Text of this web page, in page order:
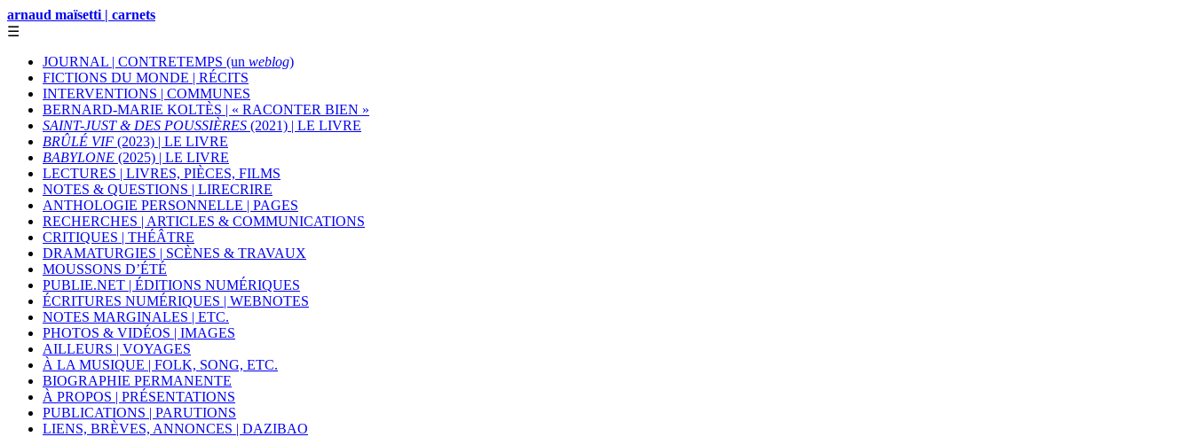
arnaud maïsetti | carnets
☰
JOURNAL | CONTRETEMPS (un weblog)
FICTIONS DU MONDE | RÉCITS
INTERVENTIONS | COMMUNES
BERNARD-MARIE KOLTÈS | « RACONTER BIEN »
SAINT-JUST & DES POUSSIÈRES (2021) | LE LIVRE
BRÛLÉ VIF (2023) | LE LIVRE
BABYLONE (2025) | LE LIVRE
LECTURES | LIVRES, PIÈCES, FILMS
NOTES & QUESTIONS | LIRECRIRE
ANTHOLOGIE PERSONNELLE | PAGES
RECHERCHES | ARTICLES & COMMUNICATIONS
CRITIQUES | THÉÂTRE
DRAMATURGIES | SCÈNES & TRAVAUX
MOUSSONS D’ÉTÉ
PUBLIE.NET | ÉDITIONS NUMÉRIQUES
ÉCRITURES NUMÉRIQUES | WEBNOTES
NOTES MARGINALES | ETC.
PHOTOS & VIDÉOS | IMAGES
AILLEURS | VOYAGES
À LA MUSIQUE | FOLK, SONG, ETC.
BIOGRAPHIE PERMANENTE
À PROPOS | PRÉSENTATIONS
PUBLICATIONS | PARUTIONS
LIENS, BRÈVES, ANNONCES | DAZIBAO